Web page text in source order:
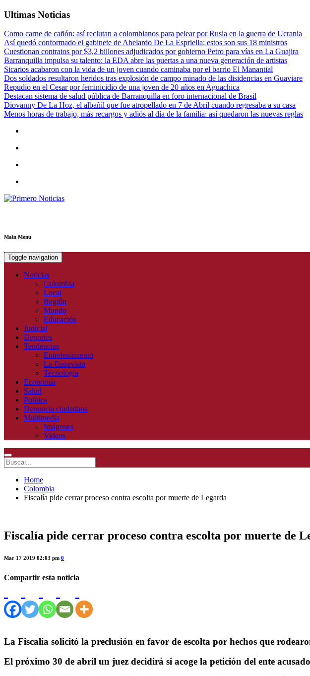
Ultimas Noticias
Como carne de cañón: así reclutan a colombianos para pelear por Rusia en la guerra de Ucrania
Así quedó conformado el gabinete de Abelardo De La Espriella: estos son sus 18 ministros
Cuestionan contratos por $3,2 billones adjudicados por gobierno Petro para vías en La Guajira
Barranquilla impulsa su talento: la EDA abre las puertas a una nueva generación de artistas
Sicarios acabaron con la vida de un joven cuando caminaba por el barrio El Manantial
Dos soldados resultaron heridos tras explosión de campo minado de las disidencias en Guaviare
Repudio en el Cesar por feminicidio de una joven de 20 años en Aguachica
Destacan sistema de salud pública de Barranquilla en foro internacional de Brasil
Diovanny De La Hoz, el albañil que fue atropellado en 7 de Abril cuando regresaba a su casa
Menos horas de trabajo, más recargos y adiós al día de la familia: así quedaron las nuevas reglas
Main Menu
Toggle navigation
Noticias
Colombia
Local
Región
Mundo
Educación
Judicial
Deportes
Tendencias
Entretenimiento
La Entrevista
Tecnologia
Economía
Salud
Política
Denuncia ciudadana
Multimedia
Imágenes
Videos
Home
Colombia
Fiscalía pide cerrar proceso contra escolta por muerte de Legarda
Fiscalía pide cerrar proceso contra escolta por muerte de
Mar 17 2019 02:03 pm 0
Compartir esta noticia
La Fiscalía solicitó la preclusión en favor de escolta por hechos que
El próximo 30 de abril un juez decidirá si acoge la petición del ente